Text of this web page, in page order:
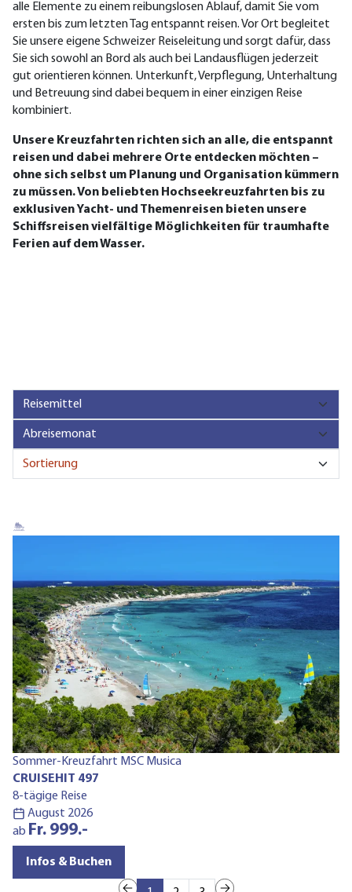
alle Elemente zu einem reibungslosen Ablauf, damit Sie vom
ersten bis zum letzten Tag entspannt reisen. Vor Ort begleitet
Sie unsere eigene Schweizer Reiseleitung und sorgt dafür, dass
Sie sich sowohl an Bord als auch bei Landausflügen jederzeit
gut orientieren können. Unterkunft, Verpflegung, Unterhaltung
und Betreuung sind dabei bequem in einer einzigen Reise
kombiniert.
Unsere Kreuzfahrten richten sich an alle, die entspannt
reisen und dabei mehrere Orte entdecken möchten –
ohne sich selbst um Planung und Organisation kümmern
zu müssen. Von beliebten Hochseekreuzfahrten bis zu
exklusiven Yacht- und Themenreisen bieten unsere
Schiffsreisen vielfältige Möglichkeiten für traumhafte
Ferien auf dem Wasser.
Sommer-Kreuzfahrt MSC Musica
CRUISEHIT 497
8-tägige Reise
August 2026
ab Fr. 999.-
Infos & Buchen